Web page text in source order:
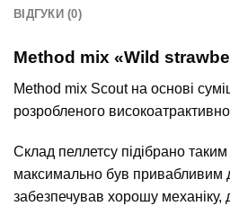
ВІДГУКИ (0)
Method mix «Wild
Method mix Scout на основі
розробленого
Склад пеллетсу підібрано
максимально був привабливим
забезпечував хорошу механіку,